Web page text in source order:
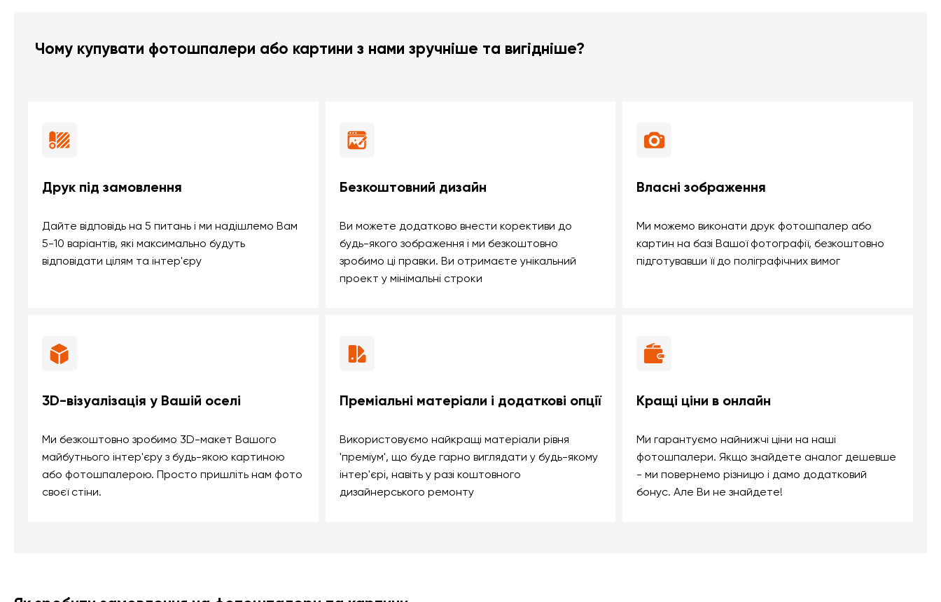
Чому купувати фотошпалери або картини з нами зручніше та вигідніше?
Друк під замовлення
Дайте відповідь на 5 питань і ми надішлемо Вам
5-10 варіантів, які максимально будуть
відповідати цілям та інтер'єру
Безкоштовний дизайн
Ви можете додатково внести корективи до
будь-якого зображення і ми безкоштовно
зробимо ці правки. Ви отримаєте унікальний
проект у мінімальні строки
Власні зображення
Ми можемо виконати друк фотошпалер або
картин на базі Вашої фотографії, безкоштовно
підготувавши її до поліграфічних вимог
3D-візуалізація у Вашій оселі
Ми безкоштовно зробимо 3D-макет Вашого
майбутнього інтер'єру з будь-якою картиною
або фотошпалерою. Просто пришліть нам фото
своєї стіни.
Преміальні матеріали і додаткові опції
Використовуємо найкращі матеріали рівня
'преміум', що буде гарно виглядати у будь-якому
інтер'єрі, навіть у разі коштовного
дизайнерського ремонту
Кращі ціни в онлайн
Ми гарантуємо найнижчі ціни на наші
фотошпалери. Якщо знайдете аналог дешевше
- ми повернемо різницю і дамо додатковий
бонус. Але Ви не знайдете!